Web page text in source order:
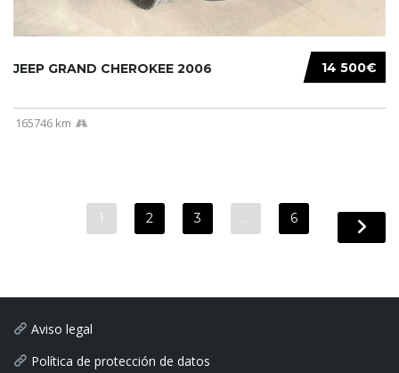
14 500€
JEEP GRAND CHEROKEE 2006
165746 km
1 2 3 … 6
Aviso legal
Política de protección de datos